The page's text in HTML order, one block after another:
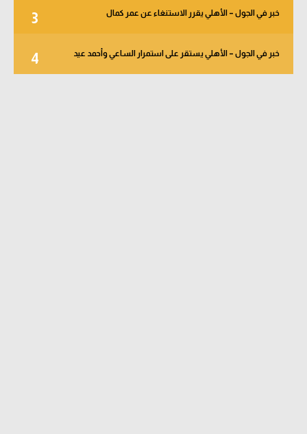
3 خبر في الجول – الأهلي يقرر الاستنغاء عن عمر كمال
4 خبر في الجول – الأهلي يستقر على استمرار الساعي وأحمد عيد